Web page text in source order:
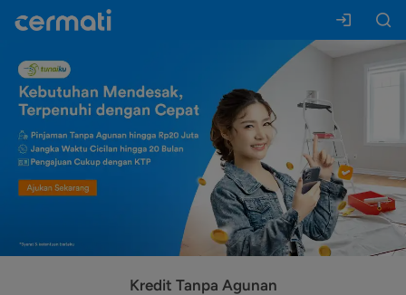
Kredit Tanpa Agunan